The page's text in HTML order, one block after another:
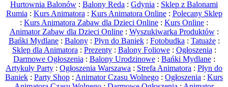
Hurtownia Balonów : Balony Reda : Gdynia : Sklep z Balonami
Rumia : Kurs Animatora : Kurs Animatora Online: Polecany Sklep
: Kurs Animatora Zabaw dla Dzieci Online : Kurs Online :
Animator Zabaw dla Dzieci Online: Wyszukiwarka Produktów:
Bańki Mydlane: Balony: Płyn do Baniek: Fotobudka : Tatuaże:
Sklep dla Animatora : Prezenty: Balony Foliowe: Ogłoszenia :
Darmowe Ogłoszenia : Balony Urodzinowe: Bańki Mydlane:
Artykuły Party : Ogłoszenia Warszawa : Strefa Animatora : Płyn do
Baniek : Party Shop : Animator Czasu Wolnego : Ogłoszenia : Kurs